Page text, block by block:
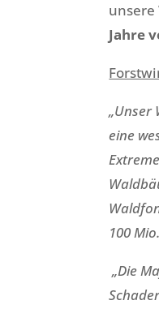
unsere
Jahre
„Unser
eine
100
„Die